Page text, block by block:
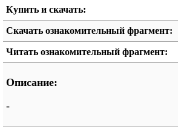
Купить и скачать:
Скачать ознакомительный фрагмент:
Читать ознакомительный фрагмент:
Описание:
-